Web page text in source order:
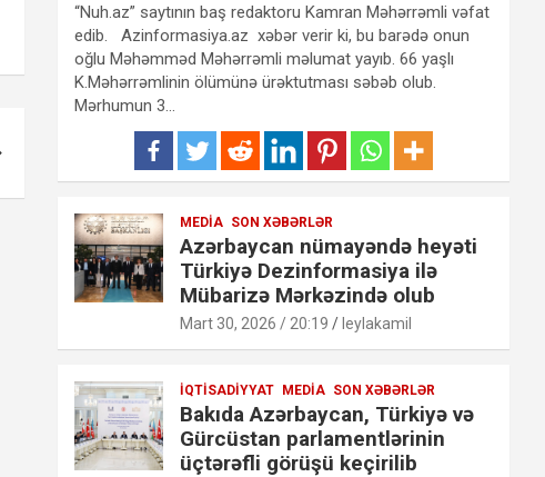
“Nuh.az” saytının baş redaktoru Kamran Məhərrəmli vəfat
edib. Azinformasiya.az xəbər verir ki, bu barədə onun
oğlu Məhəmməd Məhərrəmli məlumat yayıb. 66 yaşlı
K.Məhərrəmlinin ölümünə ürəktutması səbəb olub.
Mərhumun 3…
MEDIA SON XƏBƏRLƏR
Azərbaycan nümayəndə heyəti
Türkiyə Dezinformasiya ilə
Mübarizə Mərkəzində olub
Mart 30, 2026 / 20:19 leylakamil
İQTISADIYYAT MEDIA SON XƏBƏRLƏR
Bakıda Azərbaycan, Türkiyə və
Gürcüstan parlamentlərinin
üçtərəfli görüşü keçirilib